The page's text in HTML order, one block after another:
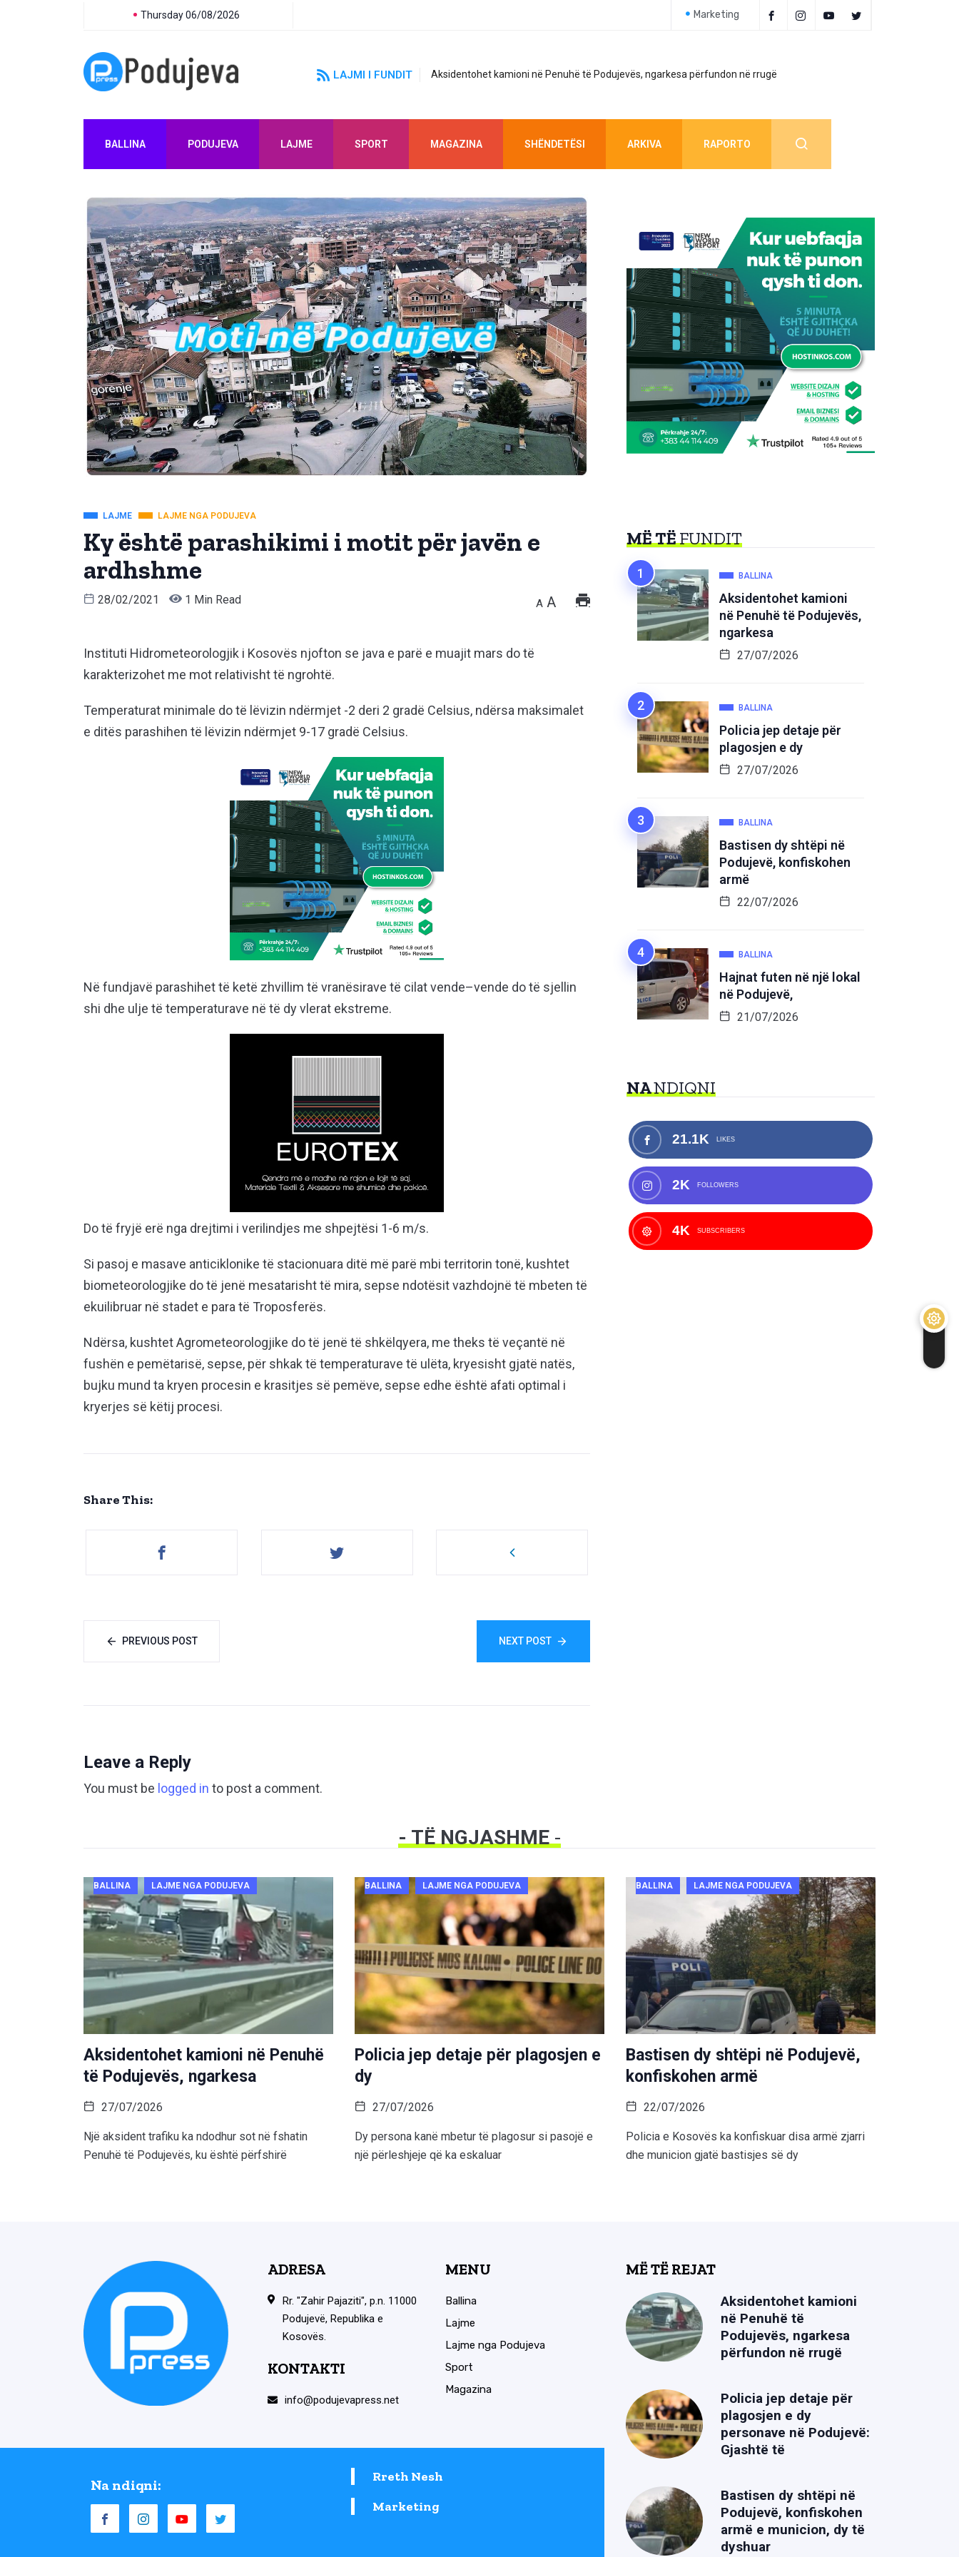
Thursday 06/08/2026 Marketing
LAJMI I FUNDIT Aksidentohet kamioni në Penuhë të Podujevës, ngarkesa përfundon në rrugë
BALLINA PODUJEVA LAJME SPORT MAGAZINA SHËNDETËSI ARKIVA RAPORTO
LAJME LAJME NGA PODUJEVA
Ky është parashikimi i motit për javën e
ardhshme
28/02/2021 1 Min Read A A
Instituti Hidrometeorologjik i Kosovës njofton se java e parë e muajit mars do të
karakterizohet me mot relativisht të ngrohtë.
Temperaturat minimale do të lëvizin ndërmjet -2 deri 2 gradë Celsius, ndërsa maksimalet
e ditës parashihen të lëvizin ndërmjet 9-17 gradë Celsius.
Në fundjavë parashihet të ketë zhvillim të vranësirave të cilat vende–vende do të sjellin
shi dhe ulje të temperaturave në të dy vlerat ekstreme.
Do të fryjë erë nga drejtimi i verilindjes me shpejtësi 1-6 m/s.
Si pasoj e masave anticiklonike të stacionuara ditë më parë mbi territorin tonë, kushtet
biometeorologjike do të jenë mesatarisht të mira, sepse ndotësit vazhdojnë të mbeten të
ekuilibruar në stadet e para të Troposferës.
Ndërsa, kushtet Agrometeorologjike do të jenë të shkëlqyera, me theks të veçantë në
fushën e pemëtarisë, sepse, për shkak të temperaturave të ulëta, kryesisht gjatë natës,
bujku mund ta kryen procesin e krasitjes së pemëve, sepse edhe është afati optimal i
kryerjes së këtij procesi.
Share This:
PREVIOUS POST NEXT POST
Leave a Reply
You must be logged in to post a comment.
MË TËFUNDIT
BALLINA
Aksidentohet kamioni
në Penuhë të Podujevës,
ngarkesa
27/07/2026
BALLINA
Policia jep detaje për
plagosjen e dy
27/07/2026
BALLINA
Bastisen dy shtëpi në
Podujevë, konfiskohen
armë
22/07/2026
BALLINA
Hajnat futen në një lokal
në Podujevë,
21/07/2026
NANDIQNI
21.1K LIKES
2K FOLLOWERS
4K SUBSCRIBERS
- TË NGJASHME-
BALLINA LAJME NGA PODUJEVA
Aksidentohet kamioni në Penuhë
të Podujevës, ngarkesa
27/07/2026
Një aksident trafiku ka ndodhur sot në fshatin
Penuhë të Podujevës, ku është përfshirë
BALLINA LAJME NGA PODUJEVA
Policia jep detaje për plagosjen e
dy
27/07/2026
Dy persona kanë mbetur të plagosur si pasojë e
një përleshjeje që ka eskaluar
BALLINA LAJME NGA PODUJEVA
Bastisen dy shtëpi në Podujevë,
konfiskohen armë
22/07/2026
Policia e Kosovës ka konfiskuar disa armë zjarri
dhe municion gjatë bastisjes së dy
ADRESA
Rr. "Zahir Pajaziti", p.n. 11000
Podujevë, Republika e
Kosovës.
KONTAKTI
info@podujevapress.net
MENU
Ballina
Lajme
Lajme nga Podujeva
Sport
Magazina
Na ndiqni:
Rreth Nesh
Marketing
MË TË REJAT
Aksidentohet kamioni
në Penuhë të
Podujevës, ngarkesa
përfundon në rrugë
Policia jep detaje për
plagosjen e dy
personave në Podujevë:
Gjashtë të
Bastisen dy shtëpi në
Podujevë, konfiskohen
armë e municion, dy të
dyshuar